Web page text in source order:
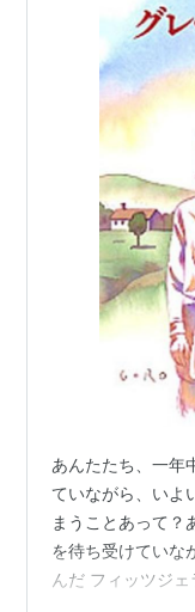
あんたたち、一年
ていながら、いよ
まうことあって？
を待ち受けていな
んだ フィッツジ